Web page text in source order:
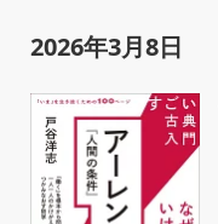
2026年3月8日